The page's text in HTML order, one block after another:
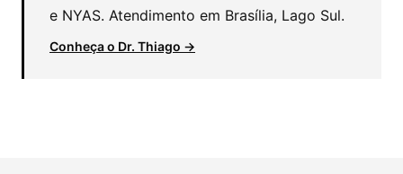
e NYAS. Atendimento em Brasília, Lago Sul.
Conheça o Dr. Thiago →